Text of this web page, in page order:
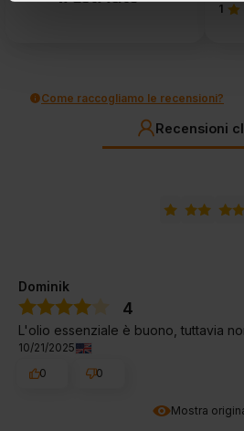
1
Come raccogliamo le recensioni?
Recensioni
Mostra
Dominik
4
L'olio essenziale è buono, tuttavia
10/21/2025
0
0